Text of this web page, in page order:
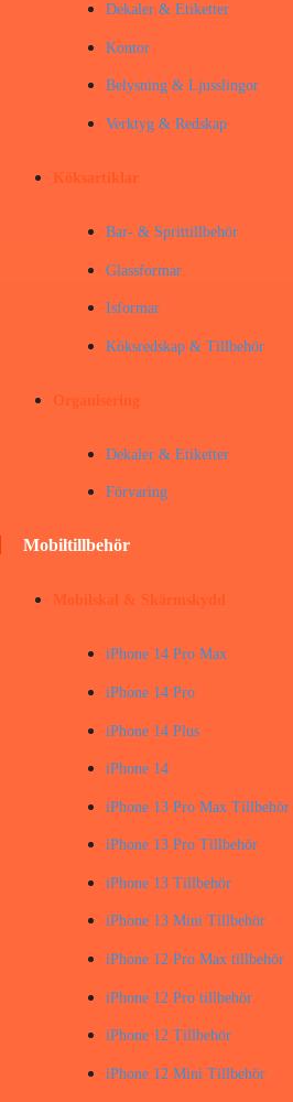
Dekaler & Etiketter
Kontor
Belysning & Ljusslingor
Verktyg & Redskap
Köksartiklar
Bar- & Sprittillbehör
Glassformar
Isformar
Köksredskap & Tillbehör
Organisering
Dekaler & Etiketter
Förvaring
Mobiltillbehör
Mobilskal & Skärmskydd
iPhone 14 Pro Max
iPhone 14 Pro
iPhone 14 Plus
iPhone 14
iPhone 13 Pro Max Tillbehör
iPhone 13 Pro Tillbehör
iPhone 13 Tillbehör
iPhone 13 Mini Tillbehör
iPhone 12 Pro Max tillbehör
iPhone 12 Pro tillbehör
iPhone 12 Tillbehör
iPhone 12 Mini Tillbehör